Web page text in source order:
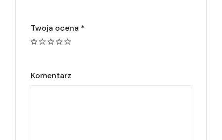
Twoja ocena *
Komentarz